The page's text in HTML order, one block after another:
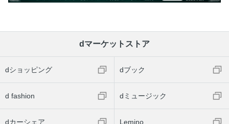
dマーケットストア
dショッピング dブック
d fashion dミュージック
dカーシェア Lemino